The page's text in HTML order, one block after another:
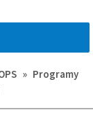
» Programy